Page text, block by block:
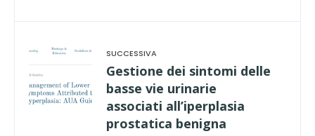
Gestione dei sintomi delle
basse vie urinarie
associati all’iperplasia
prostatica benigna